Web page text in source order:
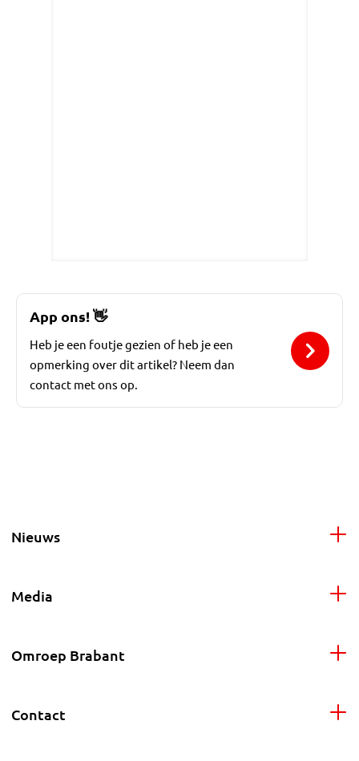
App ons!👋
Heb je een foutje gezien of heb je een
opmerking over dit artikel? Neem dan
contact met ons op.
Nieuws
Media
Omroep Brabant
Contact